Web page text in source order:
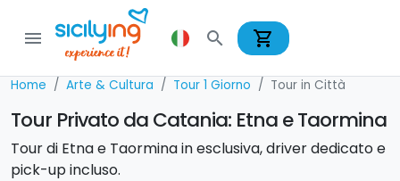
menu search shopping_cart
Home Arte & Cultura Tour 1 Giorno Tour in Città
Tour Privato da Catania: Etna e Taormina
Tour di Etna e Taormina in esclusiva, driver dedicato e
pick-up incluso.